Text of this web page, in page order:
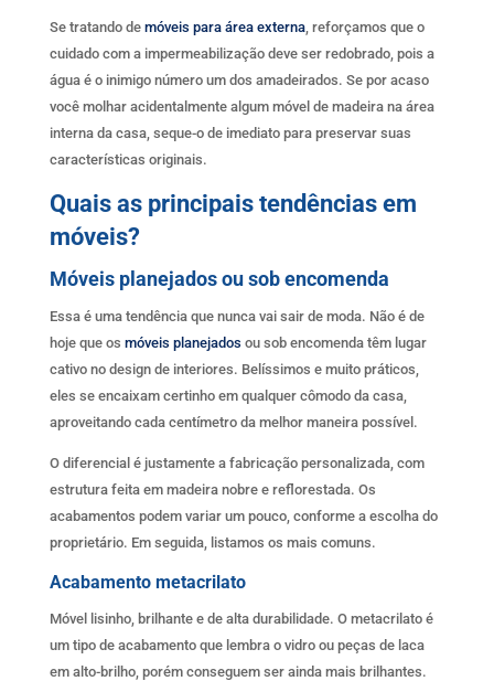
Se tratando de móveis para área externa, reforçamos que o
cuidado com a impermeabilização deve ser redobrado, pois a
água é o inimigo número um dos amadeirados. Se por acaso
você molhar acidentalmente algum móvel de madeira na área
interna da casa, seque-o de imediato para preservar suas
características originais.
Quais as principais tendências em
móveis?
Móveis planejados ou sob encomenda
Essa é uma tendência que nunca vai sair de moda. Não é de
hoje que os móveis planejados ou sob encomenda têm lugar
cativo no design de interiores. Belíssimos e muito práticos,
eles se encaixam certinho em qualquer cômodo da casa,
aproveitando cada centímetro da melhor maneira possível.
O diferencial é justamente a fabricação personalizada, com
estrutura feita em madeira nobre e reflorestada. Os
acabamentos podem variar um pouco, conforme a escolha do
proprietário. Em seguida, listamos os mais comuns.
Acabamento metacrilato
Móvel lisinho, brilhante e de alta durabilidade. O metacrilato é
um tipo de acabamento que lembra o vidro ou peças de laca
em alto-brilho, porém conseguem ser ainda mais brilhantes.